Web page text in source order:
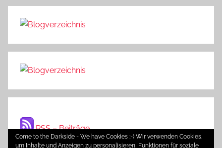
RSS – Beiträge
Come to the Darkside - We have Cookies ;-) Wir verwenden Cookies,
um Inhalte und Anzeigen zu personalisieren, Funktionen für soziale